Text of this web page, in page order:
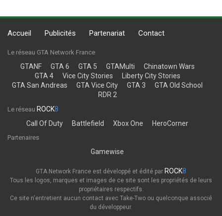
Accueil Publicités Partenariat Contact
Le réseau GTA Network France
GTANF GTA 6 GTA 5 GTAMulti
Chinatown Wars
GTA 4
Vice City Stories
Liberty City Stories
GTA San Andreas
GTA Vice City GTA 3
GTA Old School
RDR 2
Le réseau ROCK8
Call Of Duty
Battlefield Xbox One HeroCorner
Partenaires
Gamewise
GTA Network France est développé et édité par ROCK8
Tous les logos, marques et images de ce site sont les propriétés de leurs
propriétaires respectifs.
Ce site n'entretient aucun contact avec Take-Two ou quelconque associé
du développeur.